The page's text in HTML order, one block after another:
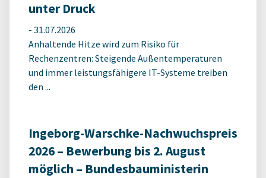
unter Druck
- 31.07.2026
Anhaltende Hitze wird zum Risiko für
Rechenzentren: Steigende Außentemperaturen
und immer leistungsfähigere IT-Systeme treiben
den ...
Ingeborg-Warschke-Nachwuchspreis
2026 – Bewerbung bis 2. August
möglich – Bundesbauministerin